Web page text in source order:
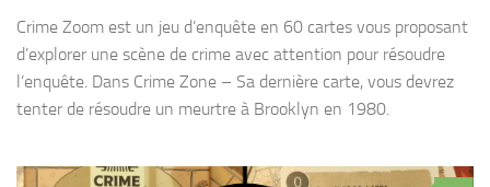
Crime Zoom est un jeu d’enquête en 60 cartes vous proposant
d’explorer une scène de crime avec attention pour résoudre
l’enquête. Dans Crime Zone – Sa dernière carte, vous devrez
tenter de résoudre un meurtre à Brooklyn en 1980.